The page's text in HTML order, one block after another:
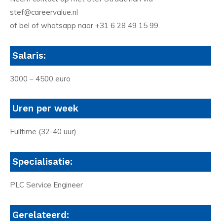
stef@careervalue.nl
of bel of whatsapp naar +31 6 28 49 15 99.
Salaris:
3000 – 4500 euro
Uren per week
Fulltime (32-40 uur)
Specialisatie:
PLC Service Engineer
Gerelateerd: